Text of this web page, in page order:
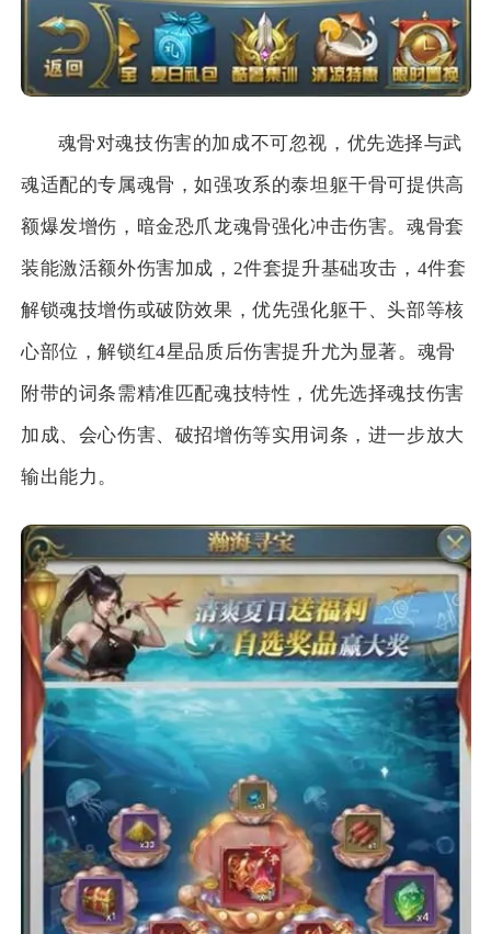
魂骨对魂技伤害的加成不可忽视，优先选择与武
魂适配的专属魂骨，如强攻系的泰坦躯干骨可提供高
额爆发增伤，暗金恐爪龙魂骨强化冲击伤害。魂骨套
装能激活额外伤害加成，2件套提升基础攻击，4件套
解锁魂技增伤或破防效果，优先强化躯干、头部等核
心部位，解锁红4星品质后伤害提升尤为显著。魂骨
附带的词条需精准匹配魂技特性，优先选择魂技伤害
加成、会心伤害、破招增伤等实用词条，进一步放大
输出能力。